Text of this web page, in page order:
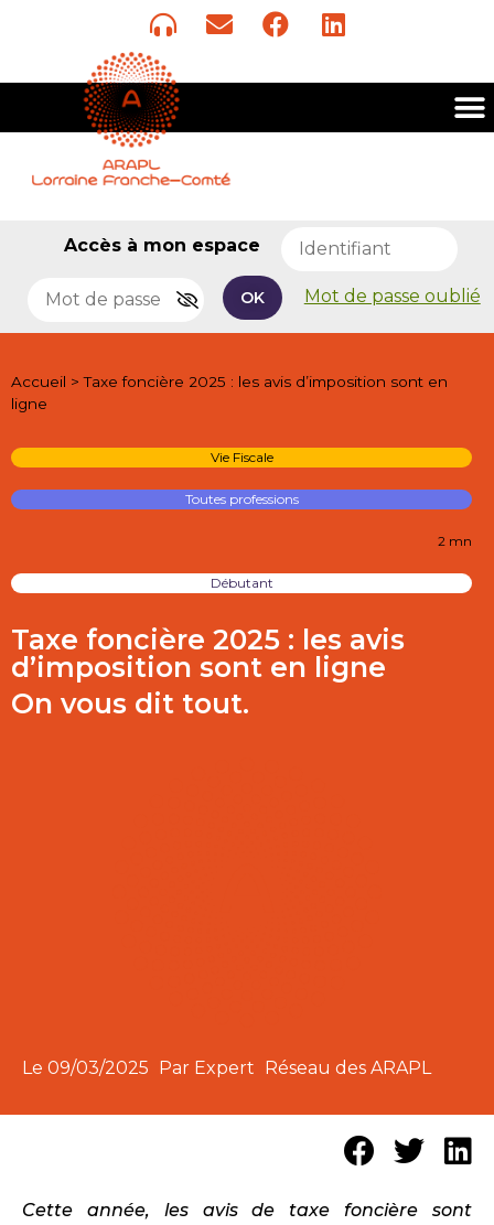
Accès à mon espace
OK Mot de passe oublié
Accueil >Taxe foncière 2025 : les avis d’imposition sont en
ligne
Vie Fiscale
Toutes professions
2 mn
Débutant
Taxe foncière 2025 : les avis
d’imposition sont en ligne
On vous dit tout.
Le 09/03/2025 Par Expert Réseau des ARAPL
Cette année, les avis de taxe foncière sont